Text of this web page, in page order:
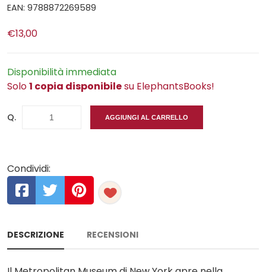
EAN: 9788872269589
€13,00
Disponibilità immediata
Solo1 copia disponibilesu ElephantsBooks!
Q. AGGIUNGI AL CARRELLO
Condividi:
DESCRIZIONE RECENSIONI